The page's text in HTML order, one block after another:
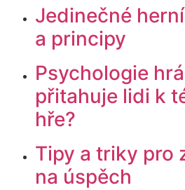
Jedinečné
a principy
Psychologie
přitahuje lidi k
hře?
Tipy a triky pro
na úspěch